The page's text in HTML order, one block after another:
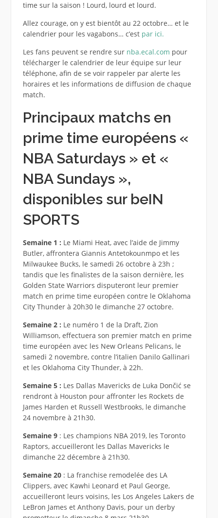
time sur la saison ! Lourd, lourd et lourd.
Allez courage, on y est bientôt au 22 octobre… et le
calendrier pour les vagabons… c’est par ici.
Les fans peuvent se rendre sur nba.ecal.com pour
télécharger le calendrier de leur équipe sur leur
téléphone, afin de se voir rappeler par alerte les
horaires et les informations de diffusion de chaque
match.
Principaux matchs en
prime time européens «
NBA Saturdays » et «
NBA Sundays »,
disponibles sur beIN
SPORTS
Semaine 1 : Le Miami Heat, avec l’aide de Jimmy
Butler, affrontera Giannis Antetokounmpo et les
Milwaukee Bucks, le samedi 26 octobre à 23h ;
tandis que les finalistes de la saison dernière, les
Golden State Warriors disputeront leur premier
match en prime time européen contre le Oklahoma
City Thunder à 20h30 le dimanche 27 octobre.
Semaine 2 : Le numéro 1 de la Draft, Zion
Williamson, effectuera son premier match en prime
time européen avec les New Orleans Pelicans, le
samedi 2 novembre, contre l’italien Danilo Gallinari
et les Oklahoma City Thunder, à 22h.
Semaine 5 : Les Dallas Mavericks de Luka Dončić se
rendront à Houston pour affronter les Rockets de
James Harden et Russell Westbrooks, le dimanche
24 novembre à 21h30.
Semaine 9: Les champions NBA 2019, les Toronto
Raptors, accueilleront les Dallas Mavericks le
dimanche 22 décembre à 21h30.
Semaine 20: La franchise remodelée des LA
Clippers, avec Kawhi Leonard et Paul George,
accueilleront leurs voisins, les Los Angeles Lakers de
LeBron James et Anthony Davis, pour un derby